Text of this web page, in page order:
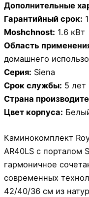
Дополнительные
Гарантийный срок:
Moshchnost: 1.6 кВт
Область
домашнего
Серия: Siena
Срок службы: 5 лет
Страна
Цвет корпуса:
Каминокомплект
AR40LS с порталом
гармоничное
современных
42/40/36 см из